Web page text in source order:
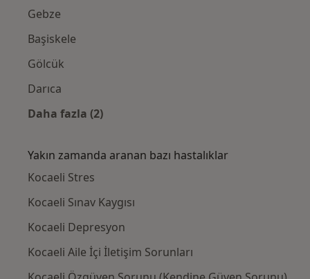
Gebze
Başiskele
Gölcük
Darıca
Daha fazla (2)
Yakın zamanda aranan bazı hastalıklar
Kocaeli Stres
Kocaeli Sınav Kaygısı
Kocaeli Depresyon
Kocaeli Aile İçi İletişim Sorunları